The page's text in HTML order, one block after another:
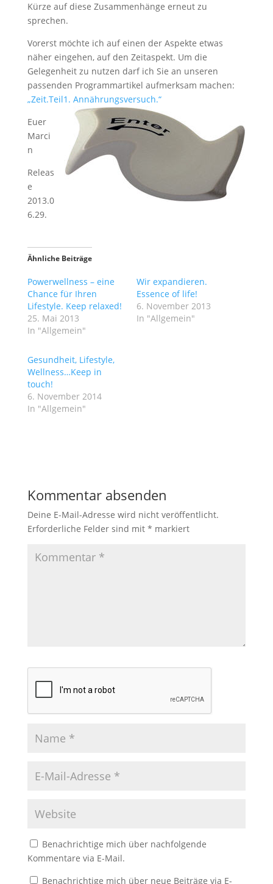
Kürze auf diese Zusammenhänge erneut zu
sprechen.
Vorerst möchte ich auf einen der Aspekte etwas
näher eingehen, auf den Zeitaspekt. Um die
Gelegenheit zu nutzen darf ich Sie an unseren
passenden Programmartikel aufmerksam machen:
„Zeit.Teil1. Annährungsversuch.“
Euer
Marci
n
Releas
e
2013.0
6.29.
Ähnliche Beiträge
Powerwellness – eine
Chance für Ihren
Lifestyle. Keep relaxed!
25. Mai 2013
In "Allgemein"
Wir expandieren.
Essence of life!
6. November 2013
In "Allgemein"
Gesundheit, Lifestyle,
Wellness…Keep in
touch!
6. November 2014
In "Allgemein"
Kommentar absenden
Deine E-Mail-Adresse wird nicht veröffentlicht.
Erforderliche Felder sind mit * markiert
Benachrichtige mich über nachfolgende
Kommentare via E-Mail.
Benachrichtige mich über neue Beiträge via E-